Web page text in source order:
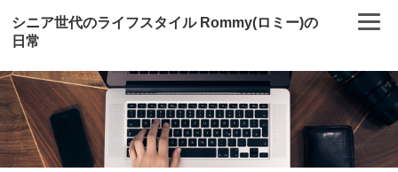
シニア世代のライフスタイル Rommy(ロミー)の
日常